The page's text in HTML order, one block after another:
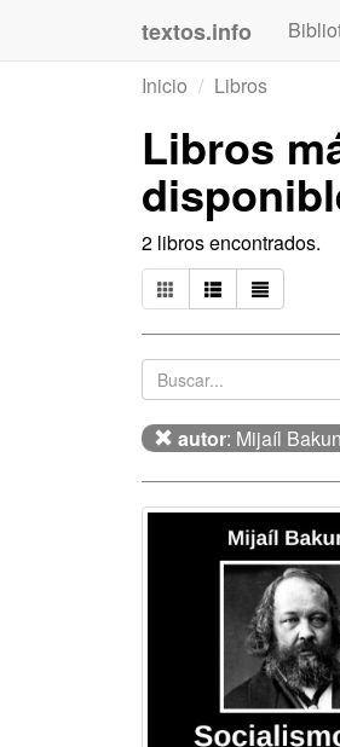
textos.info
Inicio
Libros
Libros
2 libros encontrados.
autor: Mijaíl